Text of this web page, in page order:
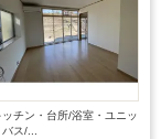
ッチン・台所/浴室・ユニッ
バス/...